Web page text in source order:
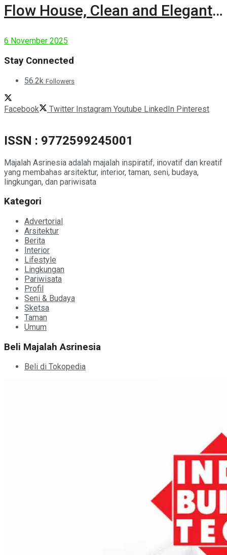
Flow House, Clean and Elegant
6 November 2025
Stay Connected
56.2k Followers
Facebook Twitter Instagram Youtube LinkedIn Pinterest
ISSN : 9772599245001
Majalah Asrinesia adalah majalah inspiratif, inovatif dan kreatif
yang membahas arsitektur, interior, taman, seni, budaya,
lingkungan, dan pariwisata
Kategori
Advertorial
Arsitektur
Berita
Interior
Lifestyle
Lingkungan
Pariwisata
Profil
Seni & Budaya
Sketsa
Taman
Umum
Beli Majalah Asrinesia
Beli di Tokopedia